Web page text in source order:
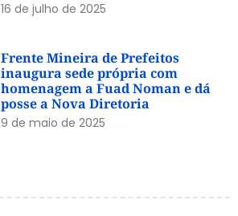
16 de julho de 2025
Frente Mineira de Prefeitos
inaugura sede própria com
homenagem a Fuad Noman e dá
posse a Nova Diretoria
9 de maio de 2025